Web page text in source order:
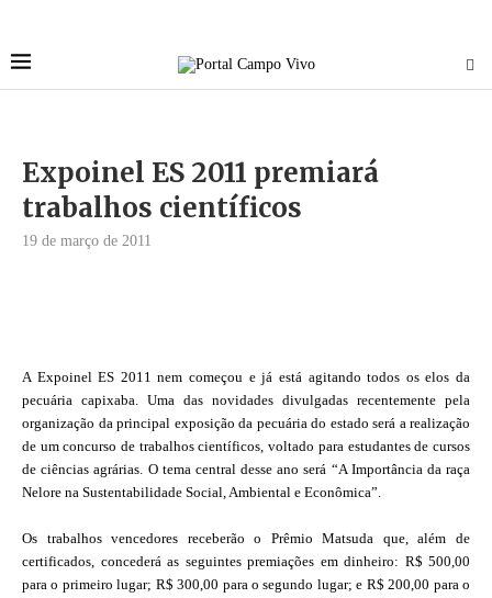
Expoinel ES 2011 premiará
trabalhos científicos
19 de março de 2011
A Expoinel ES 2011 nem começou e já está agitando todos os elos da
pecuária capixaba. Uma das novidades divulgadas recentemente pela
organização da principal exposição da pecuária do estado será a realização
de um concurso de trabalhos científicos, voltado para estudantes de cursos
de ciências agrárias. O tema central desse ano será “A Importância da raça
Nelore na Sustentabilidade Social, Ambiental e Econômica”.
Os trabalhos vencedores receberão o Prêmio Matsuda que, além de
certificados, concederá as seguintes premiações em dinheiro: R$ 500,00
para o primeiro lugar; R$ 300,00 para o segundo lugar; e R$ 200,00 para o